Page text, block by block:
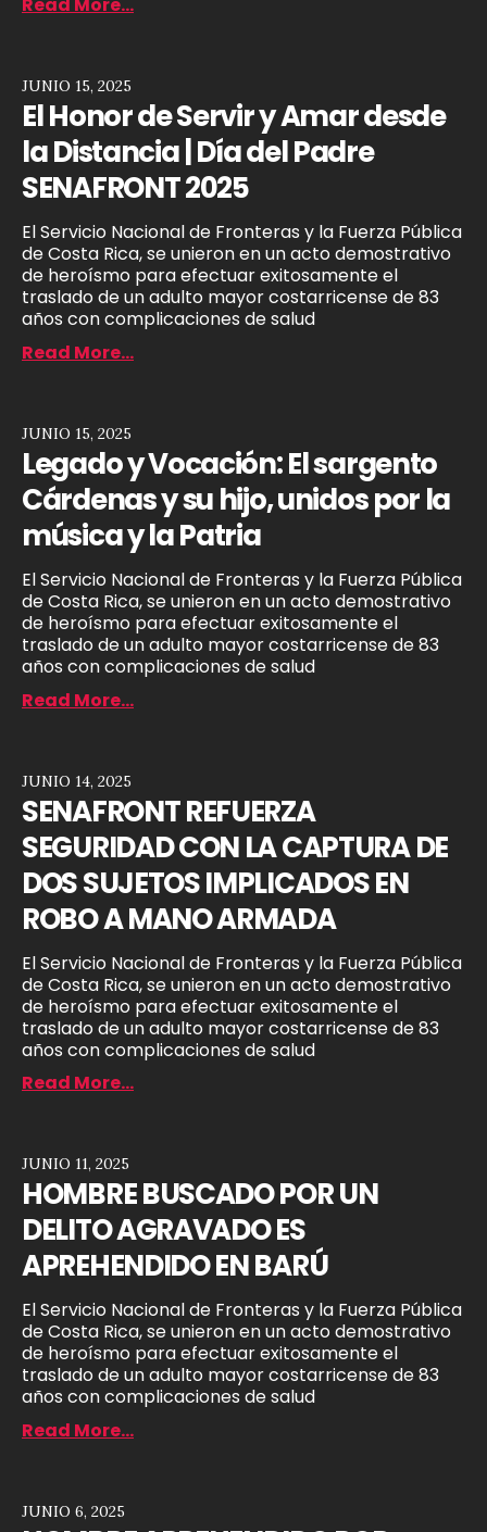
Read More...
El Honor de Servir y Amar desde
la Distancia | Día del Padre
SENAFRONT 2025
El Servicio Nacional de Fronteras y la Fuerza Pública
de Costa Rica, se unieron en un acto demostrativo
de heroísmo para efectuar exitosamente el
traslado de un adulto mayor costarricense de 83
años con complicaciones de salud
JUNIO 15, 2025
Read More...
Legado y Vocación: El sargento
Cárdenas y su hijo, unidos por la
música y la Patria
El Servicio Nacional de Fronteras y la Fuerza Pública
de Costa Rica, se unieron en un acto demostrativo
de heroísmo para efectuar exitosamente el
traslado de un adulto mayor costarricense de 83
años con complicaciones de salud
JUNIO 15, 2025
Read More...
SENAFRONT REFUERZA
SEGURIDAD CON LA CAPTURA DE
DOS SUJETOS IMPLICADOS EN
ROBO A MANO ARMADA
El Servicio Nacional de Fronteras y la Fuerza Pública
de Costa Rica, se unieron en un acto demostrativo
de heroísmo para efectuar exitosamente el
traslado de un adulto mayor costarricense de 83
años con complicaciones de salud
JUNIO 14, 2025
Read More...
HOMBRE BUSCADO POR UN
DELITO AGRAVADO ES
APREHENDIDO EN BARÚ
El Servicio Nacional de Fronteras y la Fuerza Pública
de Costa Rica, se unieron en un acto demostrativo
de heroísmo para efectuar exitosamente el
traslado de un adulto mayor costarricense de 83
años con complicaciones de salud
JUNIO 11, 2025
Read More...
JUNIO 6, 2025